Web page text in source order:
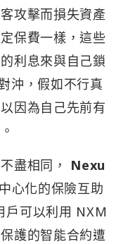
攻擊而損失資產
保費一樣，這些
利息來與自己鎖
沖，假如不行真
因為自己先前有
盡相同，
Nexu
心化的保險互助
戶可以利用 NXM
護的智能合約遭